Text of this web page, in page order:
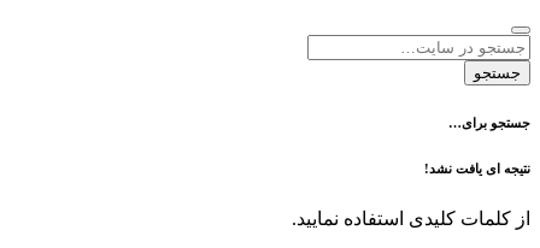
نشد!
کلیدی استفاده نمایید.